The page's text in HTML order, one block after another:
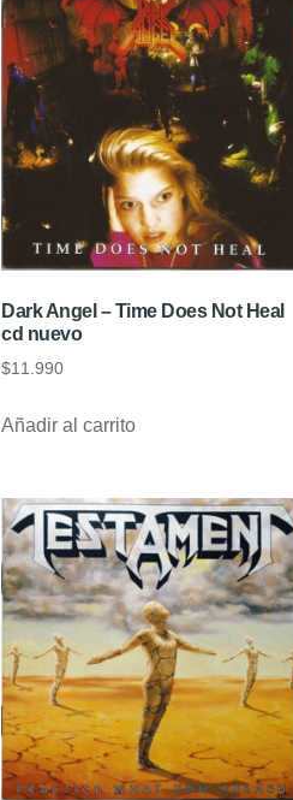
Dark Angel – Time Does Not Heal
cd nuevo
$11.990
Añadir al carrito